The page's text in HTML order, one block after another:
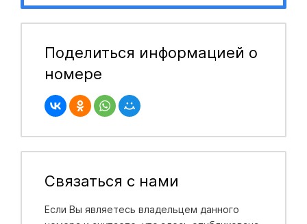
Поделиться информацией о
номере
Связаться с нами
Если Вы являетесь владельцем данного